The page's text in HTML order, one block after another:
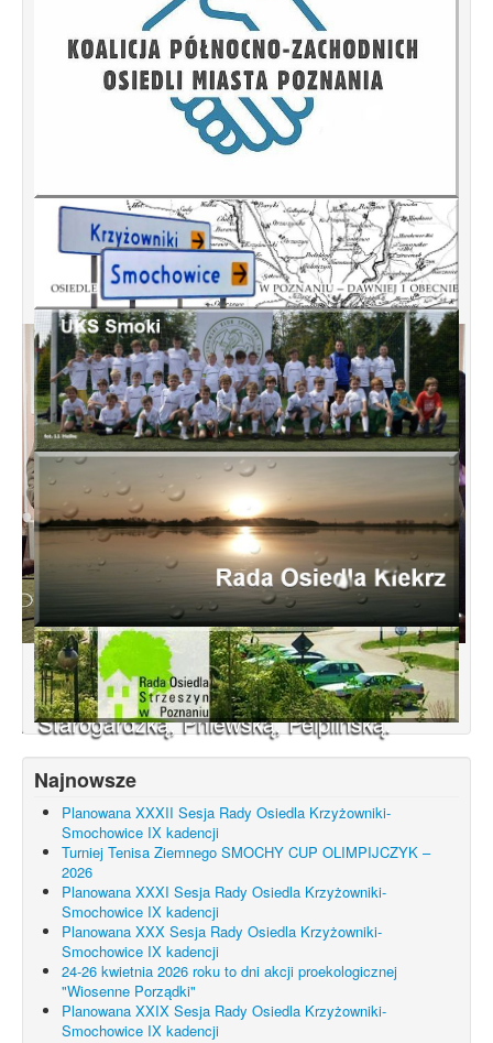
Konsultacje dotyczące terenu
Smochowice Południe w rejonie ulic
położonych pomiędzy Wejherowską,
Starogardzką, Pniewską, Pelplińską.
Najnowsze
Planowana XXXII Sesja Rady Osiedla Krzyżowniki-
Smochowice IX kadencji
Turniej Tenisa Ziemnego SMOCHY CUP OLIMPIJCZYK –
2026
Planowana XXXI Sesja Rady Osiedla Krzyżowniki-
Smochowice IX kadencji
Planowana XXX Sesja Rady Osiedla Krzyżowniki-
Smochowice IX kadencji
24-26 kwietnia 2026 roku to dni akcji proekologicznej
"Wiosenne Porządki"
Planowana XXIX Sesja Rady Osiedla Krzyżowniki-
Smochowice IX kadencji